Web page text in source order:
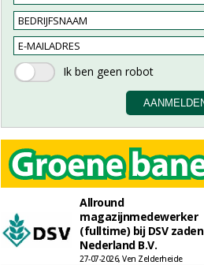
Allround
magazijnmedewerker
(fulltime) bij DSV zaden
Nederland B.V.
27-07-2026, Ven Zelderheide